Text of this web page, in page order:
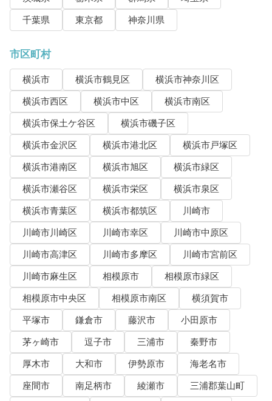
千葉県
東京都 神奈川県
市区町村
横浜市 横浜市鶴見区
横浜市神奈川区
横浜市西区
横浜市中区
横浜市南区
横浜市保土ケ谷区
横浜市磯子区
横浜市金沢区
横浜市港北区
横浜市戸塚区
横浜市港南区
横浜市旭区
横浜市緑区
横浜市瀬谷区
横浜市栄区
横浜市泉区
横浜市青葉区
横浜市都筑区
川崎市
川崎市川崎区
川崎市幸区
川崎市中原区
川崎市高津区
川崎市多摩区
川崎市宮前区
川崎市麻生区
相模原市
相模原市緑区
相模原市中央区
相模原市南区
横須賀市
平塚市
鎌倉市 藤沢市
小田原市
茅ヶ崎市
逗子市 三浦市
秦野市
厚木市
大和市 伊勢原市
海老名市
座間市
南足柄市 綾瀬市
三浦郡葉山町